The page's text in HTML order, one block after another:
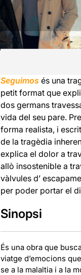
Seguimos és una
petit format que
dos germans
vida del seu pare.
forma realista, i
de la tragèdia
explica el dolor a
allò insostenible a
vàlvules d’
per poder portar el
Sinopsi
És una obra que
viatge d’emocions
se a la malaltia i a la